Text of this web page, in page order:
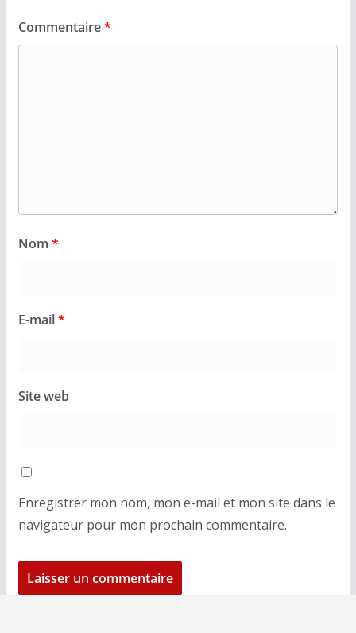
Commentaire*
Nom *
E-mail*
Site web
Enregistrer mon nom, mon e-mail et mon site dans le
navigateur pour mon prochain commentaire.